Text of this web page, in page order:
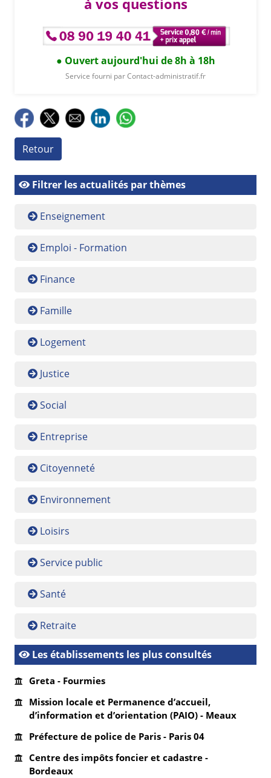
Ouvert aujourd'hui de 8h à 18h
Service fourni par Contact-administratif.fr
Retour
Filtrer les actualités par thèmes
Enseignement
Emploi - Formation
Finance
Famille
Logement
Justice
Social
Entreprise
Citoyenneté
Environnement
Loisirs
Service public
Santé
Retraite
Les établissements les plus consultés
Greta - Fourmies
Mission locale et Permanence d’accueil,
d’information et d’orientation (PAIO) - Meaux
Préfecture de police de Paris - Paris 04
Centre des impôts foncier et cadastre -
Bordeaux